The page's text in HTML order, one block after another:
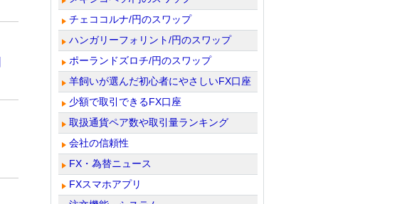
チェココルナ/円のスワップ
ハンガリーフォリント/円のスワップ
ポーランドズロチ/円のスワップ
羊飼いが選んだ初心者にやさしいFX口座
少額で取引できるFX口座
取扱通貨ペア数や取引量ランキング
会社の信頼性
FX・為替ニュース
FXスマホアプリ